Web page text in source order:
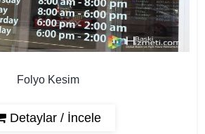
Folyo Kesim
Detaylar / İncele